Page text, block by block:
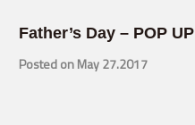
Father’s Day – POP UP
Posted on May 27.2017